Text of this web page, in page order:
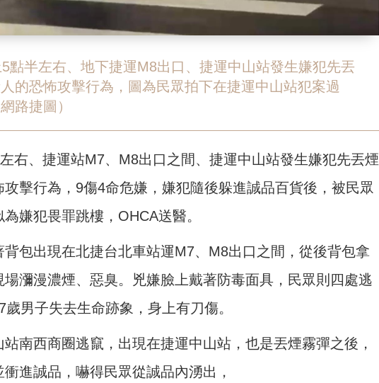
點半左右、地下捷運M8出口、捷運中山站發生嫌犯先丟
的恐怖攻擊行為，圖為民眾拍下在捷運中山站犯案過
路捷圖）
右、捷運站M7、M8出口之間、捷運中山站發生嫌犯先丟煙
擊行為，9傷4命危嫌，嫌犯隨後躲進誠品百貨後，被民眾
嫌犯畏罪跳樓，OHCA送醫。
包出現在北捷台北車站運M7、M8出口之間，從後背包拿
瀰漫濃煙、惡臭。兇嫌臉上戴著防毒面具，民眾則四處逃
男子失去生命跡象，身上有刀傷。
南西商圈逃竄，出現在捷運中山站，也是丟煙霧彈之後，
進誠品，嚇得民眾從誠品內湧出，